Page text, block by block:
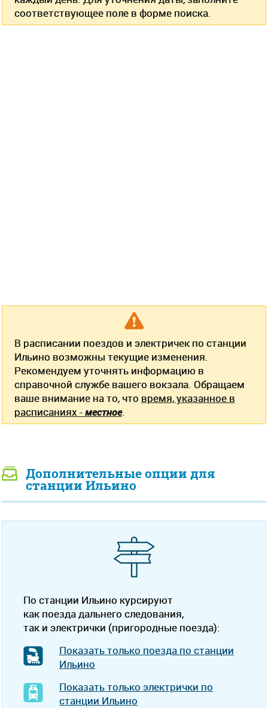
соответствующее поле в форме поиска.
В расписании поездов и электричек по станции
Ильино возможны текущие изменения.
Рекомендуем уточнять информацию в
справочной службе вашего вокзала. Обращаем
ваше внимание на то, что время, указанное в
расписаниях -местное.
Дополнительные опции для
станции Ильино
По станции Ильино курсируют
как поезда дальнего следования,
так и электрички (пригородные поезда):
Показать только поезда по станции
Ильино
Показать только электрички по
станции Ильино